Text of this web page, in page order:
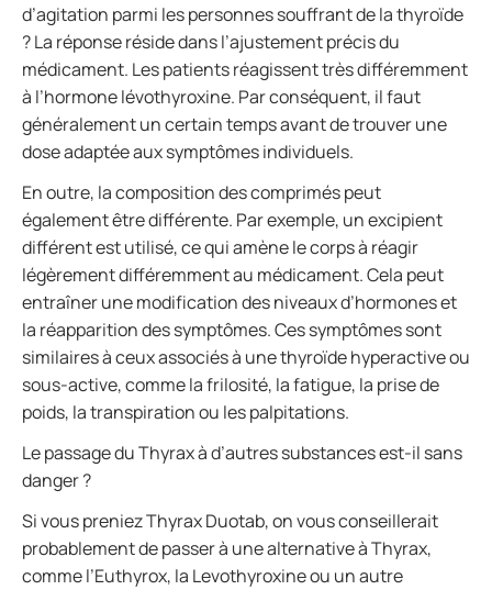
d’agitation parmi les personnes souffrant de la thyroïde
? La réponse réside dans l’ajustement précis du
médicament. Les patients réagissent très différemment
à l’hormone lévothyroxine. Par conséquent, il faut
généralement un certain temps avant de trouver une
dose adaptée aux symptômes individuels.
En outre, la composition des comprimés peut
également être différente. Par exemple, un excipient
différent est utilisé, ce qui amène le corps à réagir
légèrement différemment au médicament. Cela peut
entraîner une modification des niveaux d’hormones et
la réapparition des symptômes. Ces symptômes sont
similaires à ceux associés à une thyroïde hyperactive ou
sous-active, comme la frilosité, la fatigue, la prise de
poids, la transpiration ou les palpitations.
Le passage du Thyrax à d’autres substances est-il sans
danger ?
Si vous preniez Thyrax Duotab, on vous conseillerait
probablement de passer à une alternative à Thyrax,
comme l’Euthyrox, la Levothyroxine ou un autre